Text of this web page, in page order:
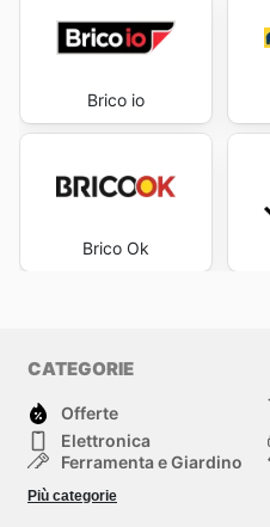
Brico io
Brico Ok
CATEGORIE
Offerte
Elettronica
Ferramenta e Giardino
Bambini e Neonati
Più categorie